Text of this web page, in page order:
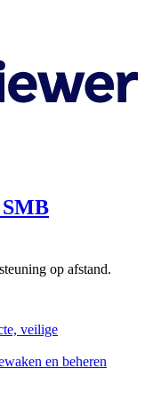
op afstand.
veilige
en beheren